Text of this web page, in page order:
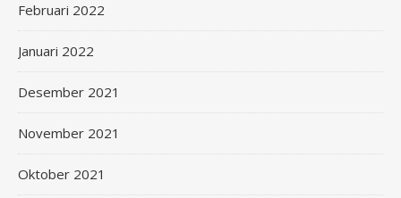
Februari 2022
Januari 2022
Desember 2021
November 2021
Oktober 2021